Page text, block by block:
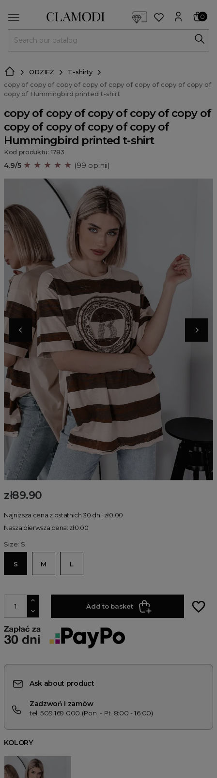
0
ODZIEŻ
T-shirty
copy of copy of copy of copy of copy of copy of copy of copy of
copy of Hummingbird printed t-shirt
copy of copy of copy of copy of copy of
copy of copy of copy of copy of
Hummingbird printed t-shirt
Kod produktu: 1783
4.9/5 ★ ★ ★ ★ ★ (99 opinii)
zł89.90
Najniższa cena z ostatnich 30 dni: zł0.00
Nasza pierwsza cena: zł0.00
Size: S
S M L
Add to basket favorite_border
Ask about product
Zadzwoń i zamów
tel. 509 169 000 (Pon. - Pt. 8:00 - 16:00)
KOLORY